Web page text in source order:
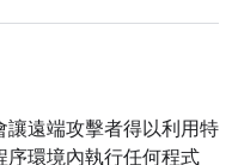
遠端攻擊者得以利用特
序環境內執行任何程式